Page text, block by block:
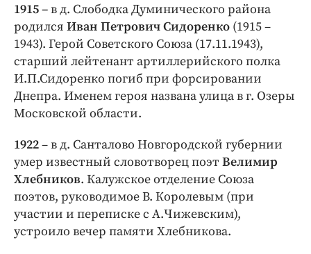
1915 –в д. Слободка Думинического района
родился Иван Петрович Сидоренко (1915 –
1943). Герой Советского Союза (17.11.1943),
старший лейтенант артиллерийского полка
И.П.Сидоренко погиб при форсировании
Днепра. Именем героя названа улица в г. Озеры
Московской области.
1922– в д. Санталово Новгородской губернии
умер известный словотворец поэт Велимир
Хлебников. Калужское отделение Союза
поэтов, руководимое В. Королевым (при
участии и переписке с А.Чижевским),
устроило вечер памяти Хлебникова.